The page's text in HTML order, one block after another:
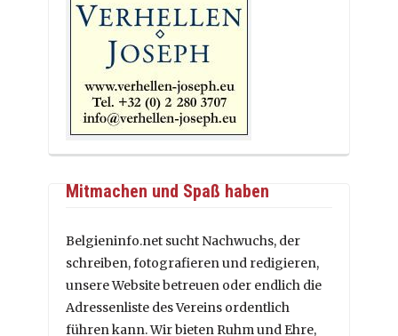
Mitmachen und Spaß haben
Belgieninfo.net sucht Nachwuchs, der
schreiben, fotografieren und redigieren,
unsere Website betreuen oder endlich die
Adressenliste des Vereins ordentlich
führen kann. Wir bieten Ruhm und Ehre,